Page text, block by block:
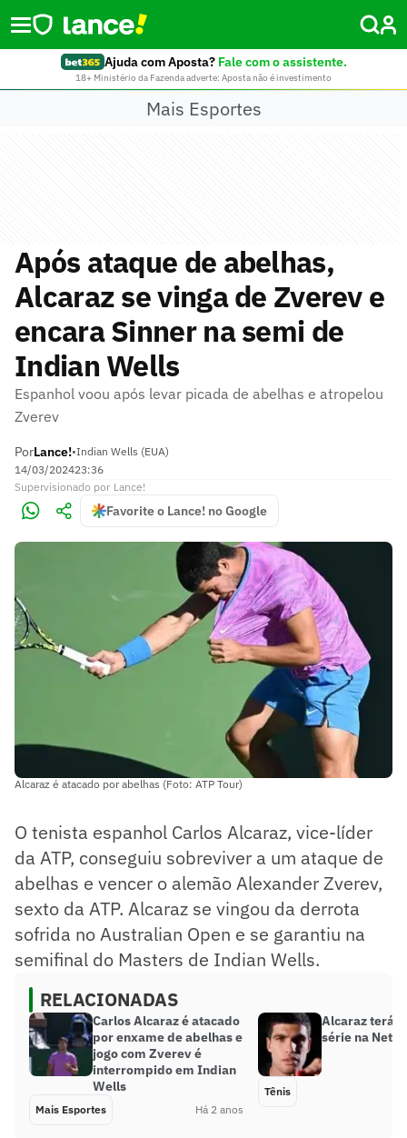
Ajuda com Aposta? Fale com o assistente.
18+ Ministério da Fazenda adverte: Aposta não é investimento
Mais Esportes
Após ataque de abelhas,
Alcaraz se vinga de Zverev e
encara Sinner na semi de
Indian Wells
Espanhol voou após levar picada de abelhas e atropelou
Zverev
PorLance!•Indian Wells (EUA)
14/03/202423:36
Supervisionado por Lance!
Favorite o Lance! no Google
Alcaraz é atacado por abelhas (Foto: ATP Tour)
O tenista espanhol Carlos Alcaraz, vice-líder
da ATP, conseguiu sobreviver a um ataque de
abelhas e vencer o alemão Alexander Zverev,
sexto da ATP. Alcaraz se vingou da derrota
sofrida no Australian Open e se garantiu na
semifinal do Masters de Indian Wells.
RELACIONADAS
Carlos Alcaraz é atacado
por enxame de abelhas e
jogo com Zverev é
interrompido em Indian
Wells
Mais Esportes Há 2 anos
Alcaraz terá
série na
Tênis